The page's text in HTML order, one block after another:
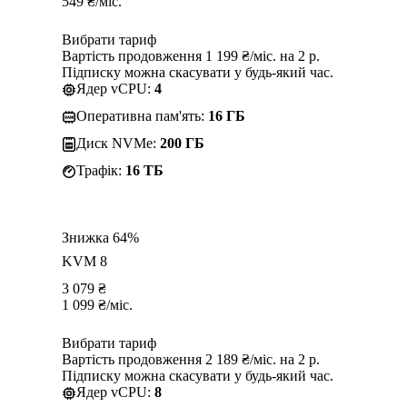
Вибрати тариф
Вартість продовження 1 199 ₴/міс. на 2 р.
Підписку можна скасувати у будь-який час.
Ядер vCPU: 4
Оперативна пам'ять: 16 ГБ
Диск NVMe: 200 ГБ
Трафік: 16 TБ
Знижка 64%
KVM 8
3 079 ₴
1 099 ₴/міс.
Вибрати тариф
Вартість продовження 2 189 ₴/міс. на 2 р.
Підписку можна скасувати у будь-який час.
Ядер vCPU: 8